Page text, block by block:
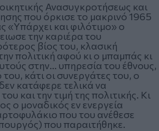
Ανασυγκροτήσεως και
που όρκισε το μακρινό 1965
«Υπάρχει και φιλότιμο» ο
την καριέρα του
βίος του, κλασική
πολιτική αφού κι ο μπαμπάς κι
στην… υπηρεσία του έθνους,
κάτι οι συνεργάτες του, ο
κατάφερε τελικά να
και την τιμή της πολιτικής. Κι
ο μοναδικός εν ενεργεία
που του ανέθεσε
που παραιτήθηκε.